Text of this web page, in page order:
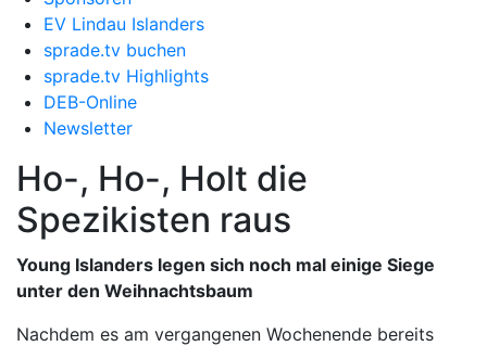
EV Lindau Islanders
sprade.tv buchen
sprade.tv Highlights
DEB-Online
Newsletter
Ho-, Ho-, Holt die
Spezikisten raus
Young Islanders legen sich noch mal einige Siege
unter den Weihnachtsbaum
Nachdem es am vergangenen Wochenende bereits